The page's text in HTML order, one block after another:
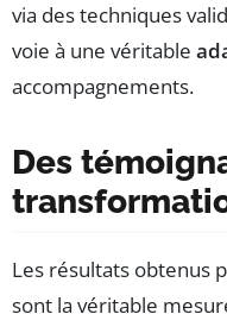
via des techniques
voie à une véritable
accompagnements.
Des
Les résultats obtenus
sont la véritable